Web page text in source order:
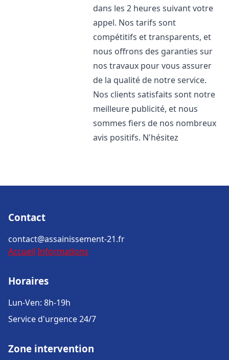
dans les 2 heures suivant votre
appel. Nos tarifs sont
compétitifs et transparents, et
nous offrons des garanties sur
nos travaux pour vous assurer
de la qualité de notre service.
Nos clients satisfaits sont notre
meilleure publicité, et nous
sommes fiers de nos nombreux
avis positifs. N'hésitez
Contact
contact@assainissement-21.fr
Accueil Informations
Horaires
Lun-Ven: 8h-19h
Service d'urgence 24/7
Zone intervention